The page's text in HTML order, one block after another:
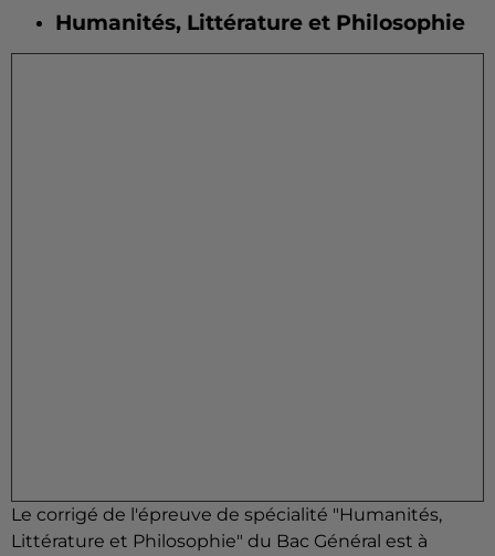
Humanités, Littérature et Philosophie
Le corrigé de l'épreuve de spécialité "Humanités,
Littérature et Philosophie" du Bac Général est à